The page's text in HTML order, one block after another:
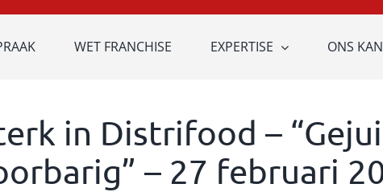
WET FRANCHISE EXPERTISE ONS
in Distrifood –
– 27 februari